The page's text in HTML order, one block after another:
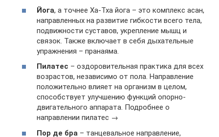
Йога, а точнее Ха-Тха йога – это комплекс асан,
направленных на развитие гибкости всего тела,
подвижности суставов, укрепление мышц и
связок. Также включает в себя дыхательные
упражнения – пранаяма.
Пилатес – оздоровительная практика для всех
возрастов, независимо от пола. Направление
положительно влияет на организм в целом,
способствует улучшению функций опорно-
двигательного аппарата. Подробнее о
направлении пилатес →
Пор де бра – танцевальное направление,